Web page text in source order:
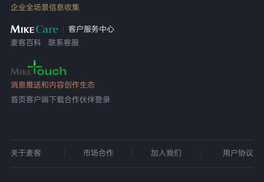
企业全场景信息收集
客户服务中心
麦客百科
联系客服
消息推送和内容创作生态
首页客户端下载合作伙伴登录
关于麦客 市场合作 加入我们 用户协议